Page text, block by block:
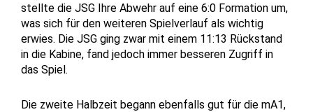
stellte die JSG Ihre Abwehr auf eine 6:0 Formation um,
was sich für den weiteren Spielverlauf als wichtig
erwies. Die JSG ging zwar mit einem 11:13 Rückstand
in die Kabine, fand jedoch immer besseren Zugriff in
das Spiel.
Die zweite Halbzeit begann ebenfalls gut für die mA1,